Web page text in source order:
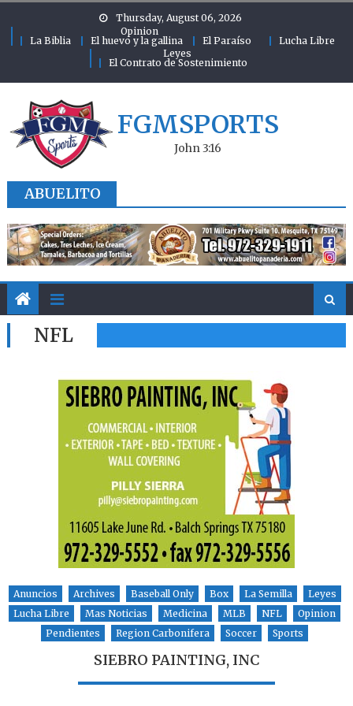
Thursday, August 06, 2026
Opinion
La Biblia
El huevo y la gallina El Paraíso
Lucha Libre
Leyes
El Contrato de Sostenimiento
FGMSPORTS
John 3:16
ABUELITO
NFL
Anuncios Archives Baseball Only Box La Semilla
Leyes
Lucha Libre
Mas Noticias Medicina MLB NFL
Opinion
Pendientes
Region Carbonifera Soccer Sports
SIEBRO PAINTING, INC